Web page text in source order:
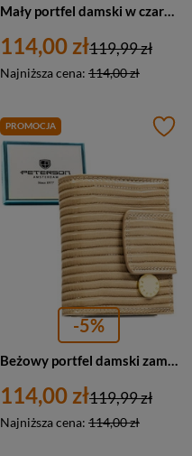
Mały portfel damski w czarnym kolorze zamykany na bigiel i zatrzask - Peterson
114,00 zł
Najniższa cena: 114,00 zł
119,99 zł
PROMOCJA
-5%
114,00 zł
Najniższa cena: 114,00 zł
119,99 zł